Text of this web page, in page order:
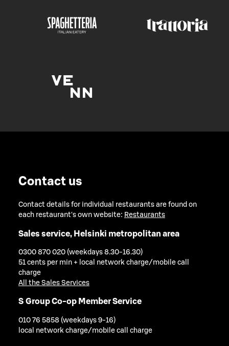
Contact us
Contact details for individual restaurants are found on
each restaurant's own website: Restaurants
Sales service, Helsinki metropolitan area
0300 870 020 (weekdays 8.30-16.30)
51 cents per min + local network charge/mobile call
charge
All the Sales Services
S Group Co-op Member Service
010 76 5858 (weekdays 9-16)
local network charge/mobile call charge